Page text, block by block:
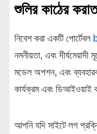
শুলির কাঠের
নিবেশ করা একটি পোর্টেবল
নমনীয়তা, এবং
মডেল অপশন, এবং
কার্যক্রম এবং ডিআইওয়াই
আপনি যদি সাইটে লগ